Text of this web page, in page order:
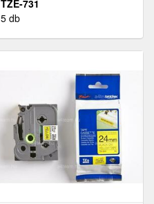
TZE-731
5 db